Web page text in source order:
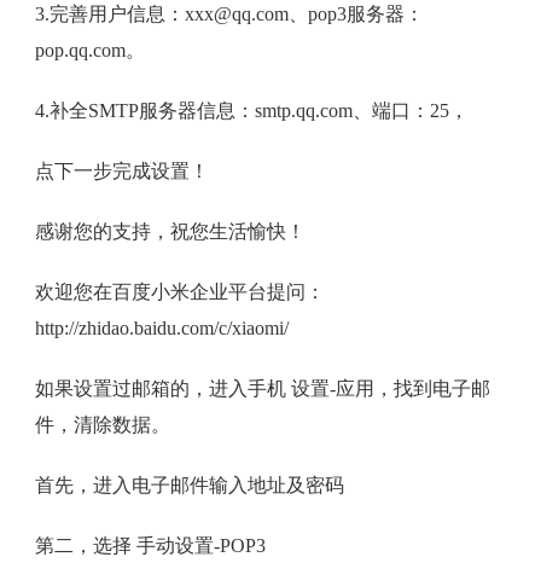
3.完善用户信息：xxx@qq.com、pop3服务器：
pop.qq.com。
4.补全SMTP服务器信息：smtp.qq.com、端口：25，
点下一步完成设置！
感谢您的支持，祝您生活愉快！
欢迎您在百度小米企业平台提问：
http://zhidao.baidu.com/c/xiaomi/
如果设置过邮箱的，进入手机 设置-应用，找到电子邮
件，清除数据。
首先，进入电子邮件输入地址及密码
第二，选择 手动设置-POP3